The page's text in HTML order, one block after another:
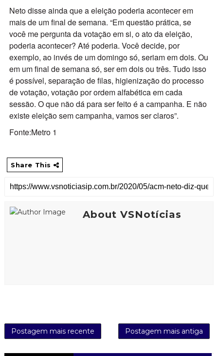
Neto disse ainda que a eleição poderia acontecer em
mais de um final de semana. “Em questão prática, se
você me pergunta da votação em si, o ato da eleição,
poderia acontecer? Até poderia. Você decide, por
exemplo, ao invés de um domingo só, seriam em dois. Ou
em um final de semana só, ser em dois ou três. Tudo isso
é possível, separação de filas, higienização do processo
de votação, votação por ordem alfabética em cada
sessão. O que não dá para ser feito é a campanha. E não
existe eleição sem campanha, vamos ser claros”.
Fonte:Metro 1
Share This
About VSNotícias
Postagem mais recente Postagem mais antiga